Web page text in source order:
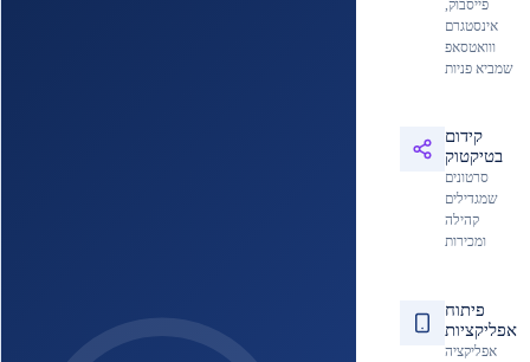
פייסבוק,
אינסטגרם
ווואטסאפ
שמביא פניות
קידום
בטיקטוק
סרטונים
שמגדילים
קהילה
ומכירות
פיתוח
אפליקציות
אפליקציה
אלא גם מסביר את היתרונות, מציג את הפתרונות ואף משתף מקרי
מהירות טעינה גבוהה בכל מכשיר